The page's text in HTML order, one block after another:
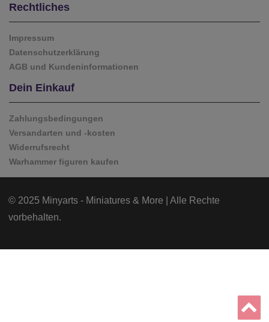
Rechtliches
Impressum
Datenschutzerklärung
AGB und Kundeninformationen
Dein Einkauf
Zahlungsbedingungen
Versandarten und -kosten
Widerrufsrecht
Warhammer figuren kaufen
© 2025 Minyarts - Miniatures & More | Alle Rechte
vorbehalten.